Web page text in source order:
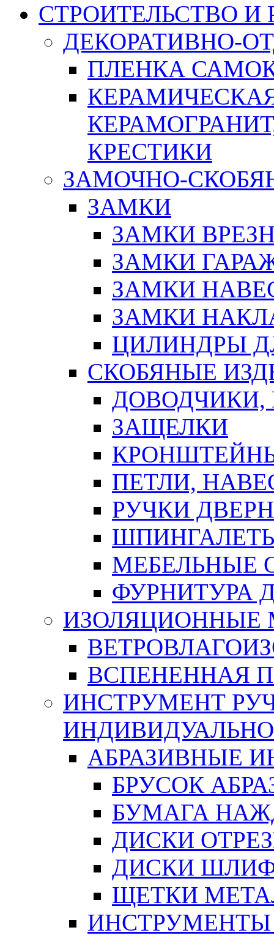
СТРОИТЕЛЬСТВО И
ДЕКОРАТИВНО-
ПЛЕНКА
КРЕСТИКИ
ЗАМОЧНО-
ЗАМКИ
ЗАМКИ
ЗАМКИ
ЗАМКИ
ЗАМКИ
ЦИЛИНДРЫ
СКОБЯНЫЕ
ЗАЩЕЛКИ
ПЕТЛИ,
РУЧКИ
МЕБЕЛЬНЫЕ
ФУРНИТУРА
ИЗОЛЯЦИОННЫЕ
ВСПЕНЕННАЯ
ИНСТРУМЕНТ
АБРАЗИВНЫЕ
БРУСОК
БУМАГА
ДИСКИ
ДИСКИ
ЩЕТКИ
ИНСТРУМЕНТЫ